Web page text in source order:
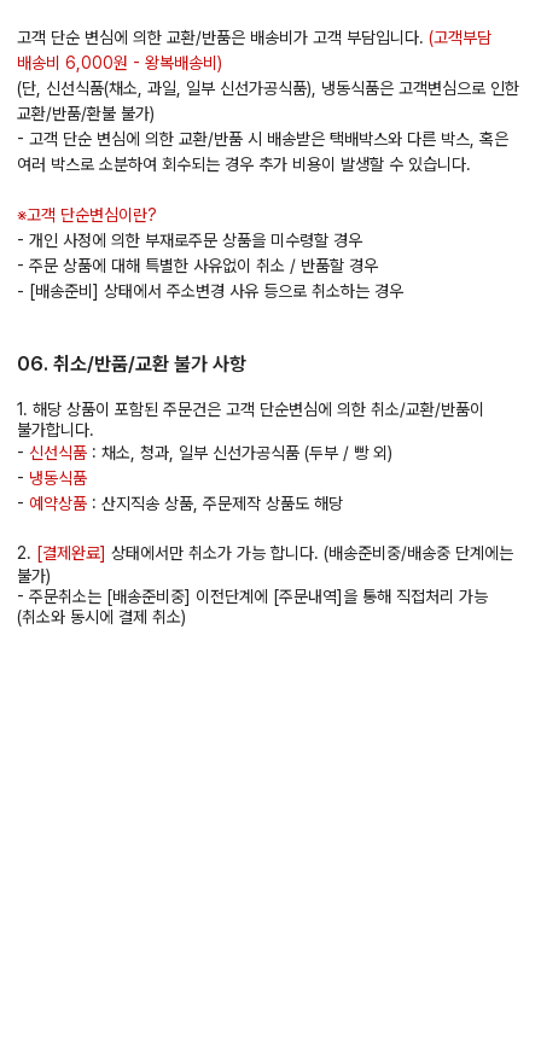
고객 단순 변심에 의한 교환/반품은 배송비가 고객 부담입니다. (고객부담
배송비 6,000원 - 왕복배송비)
(단, 신선식품(채소, 과일, 일부 신선가공식품), 냉동식품은 고객변심으로 인한
교환/반품/환불 불가)
- 고객 단순 변심에 의한 교환/반품 시 배송받은 택배박스와 다른 박스, 혹은
여러 박스로 소분하여 회수되는 경우 추가 비용이 발생할 수 있습니다.
※고객 단순변심이란?
- 개인 사정에 의한 부재로주문 상품을 미수령할 경우
- 주문 상품에 대해 특별한 사유없이 취소 / 반품할 경우
- [배송준비] 상태에서 주소변경 사유 등으로 취소하는 경우
06. 취소/반품/교환 불가 사항
1. 해당 상품이 포함된 주문건은 고객 단순변심에 의한 취소/교환/반품이
불가합니다.
- 신선식품 : 채소, 청과, 일부 신선가공식품 (두부 / 빵 외)
- 냉동식품
- 예약상품 : 산지직송 상품, 주문제작 상품도 해당
2. [결제완료] 상태에서만 취소가 가능 합니다. (배송준비중/배송중 단계에는
불가)
- 주문취소는 [배송준비중] 이전단계에 [주문내역]을 통해 직접처리 가능
(취소와 동시에 결제 취소)